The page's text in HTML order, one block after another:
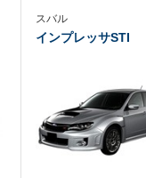
スバル
インプレッサSTI